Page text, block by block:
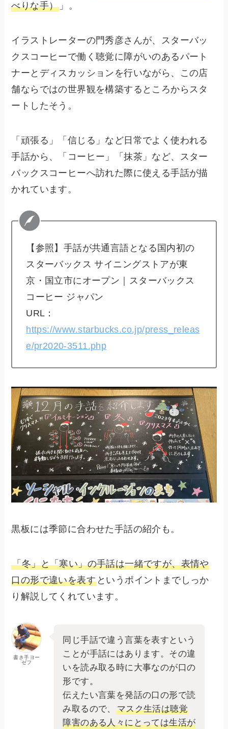
べりな手） 」。
イラストレーターの門秀彦さんが、スターバッ
クスコーヒーで働く聴覚に障がいのあるパート
ナーとディスカッションを行いながら、この店
舗ならではの世界観を構築するところからスタ
ートしたそう。
「頑張る」「信じる」など日常でよく使われる
手話から、「コーヒー」「抹茶」など、スター
バックスコーヒーへ訪れた際に使える手話が描
かれています。
【参照】手話が共通言語となる国内初の
スターバックス サイニングストアが東
京・国立市にオープン｜スターバックス
コーヒー ジャパン
URL：
https://www.starbucks.co.jp/press_releas
e/pr2020-3511.php
黒板には季節に合わせた手話の紹介も。
「冬」と「寒い」の手話は一緒ですが、表情や
口の形で違いを表す というポイントまでしっか
り解説してくれています。
書き手ヨー
ゼフ
同じ手話で違う言葉を表すという
ことが手話にはあります。その違
いを読み取る時に大事なのが口の
形です。
伝えたい言葉を発話の口の形で読
み取るので、
マスク生活は聴覚
障害のある人々にとっては生活が